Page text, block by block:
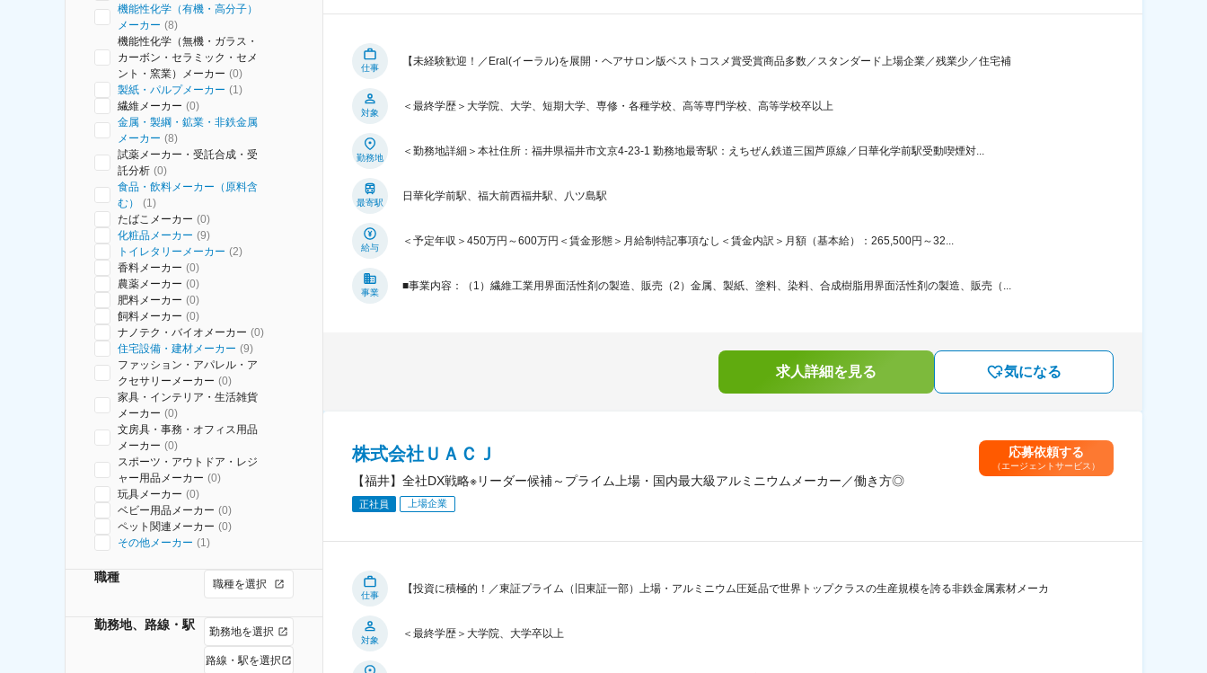
機能性化学（有機・高分子）
メーカー (8)
機能性化学（無機・ガラス・
カーボン・セラミック・セメ
ント・窯業）メーカー (0)
製紙・パルプメーカー (1)
繊維メーカー (0)
金属・製綱・鉱業・非鉄金属
メーカー (8)
試薬メーカー・受託合成・受
託分析 (0)
食品・飲料メーカー（原料含
む）
(1)
たばこメーカー (0)
化粧品メーカー (9)
トイレタリーメーカー (2)
香料メーカー (0)
農薬メーカー (0)
肥料メーカー (0)
飼料メーカー (0)
ナノテク・バイオメーカー (0)
住宅設備・建材メーカー (9)
ファッション・アパレル・ア
クセサリーメーカー (0)
家具・インテリア・生活雑貨
メーカー (0)
文房具・事務・オフィス用品
メーカー (0)
スポーツ・アウトドア・レジ
ャー用品メーカー (0)
玩具メーカー (0)
ベビー用品メーカー (0)
ペット関連メーカー (0)
その他メーカー (1)
職種 職種を選択
勤務地、路線・駅 勤務地を選択
路線・駅を選択
仕事
【未経験歓迎！／Eral(イーラル)を展開・ヘアサロン版ベストコスメ賞受賞商品多数／スタンダード上場企業／残業少／住宅補
対象
＜最終学歴＞大学院、大学、短期大学、専修・各種学校、高等専門学校、高等学校卒以上
勤務地
＜勤務地詳細＞本社住所：福井県福井市文京4-23-1 勤務地最寄駅：えちぜん鉄道三国芦原線／日華化学前駅受動喫煙対...
最寄駅
日華化学前駅、福大前西福井駅、八ツ島駅
給与
＜予定年収＞450万円～600万円＜賃金形態＞月給制特記事項なし＜賃金内訳＞月額（基本給）：265,500円～32...
事業
■事業内容：（1）繊維工業用界面活性剤の製造、販売（2）金属、製紙、塗料、染料、合成樹脂用界面活性剤の製造、販売（...
求人詳細を見る 気になる
株式会社ＵＡＣＪ
【福井】全社DX戦略※リーダー候補～プライム上場・国内最大級アルミニウムメーカー／働き方◎
正社員 上場企業
応募依頼する
（エージェントサービス）
仕事
【投資に積極的！／東証プライム（旧東証一部）上場・アルミニウム圧延品で世界トップクラスの生産規模を誇る非鉄金属素材メーカ
対象
＜最終学歴＞大学院、大学卒以上